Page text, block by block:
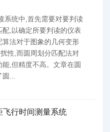
系统中,首先需要对要判读
,以确定所要判读的仪表
法对于图象的几何变形
性,而圆周划分匹配法对
,但精度不高。文章在圆
...
飞行时间测量系统